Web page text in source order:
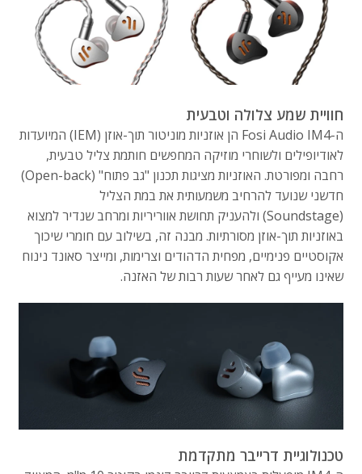
חוויית שמע צלולה וטבעית
ה-Fosi Audio IM4 הן אוזניות מוניטור תוך-אוזן (IEM) המיועדות
לאודיופילים ולשוחרי מוזיקה המחפשים חותמת צליל טבעית,
רחבה ומפורטת. האוזניות מציגות תכנון "גב פתוח" (Open-back)
חדשני שנועד להרחיב משמעותית את במת הצליל
(Soundstage) ולהעניק תחושת אווריריות ומרחב שנדיר למצוא
באוזניות תוך-אוזן מסורתיות. מבנה זה, בשילוב עם חומרי שיכוך
אקוסטיים פנימיים, מפחית הדהודים וצרימות, ומייצר סאונד נינוח
שאינו מעייף גם לאחר שעות רבות של האזנה.
טכנולוגיית דרייבר מתקדמת